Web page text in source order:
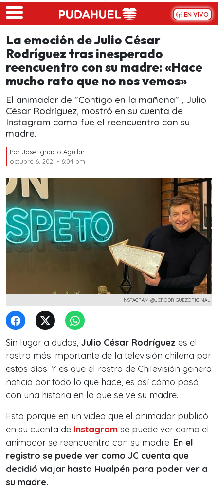
Skip to main content
EN VIVO
La emoción de Julio César
Rodríguez tras inesperado
reencuentro con su madre: «Hace
mucho rato que no nos vemos»
El animador de "Contigo en la mañana" , Julio
César Rodríguez, mostró en su cuenta de
Instagram como fue el reencuentro con su
madre.
Por José Ignacio Aguilar
octubre 6, 2021 - 6:04 pm
INSTAGRAM @JCRODRIGUEZORIGINAL
Sin lugar a dudas, Julio César Rodríguez es el
rostro más importante de la televisión chilena por
estos días. Y es que el rostro de Chilevisión genera
noticia por todo lo que hace, es así cómo pasó
con una historia en la que se ve su madre.
Esto porque en un video que el animador publicó
en su cuenta de Instagram se puede ver como el
animador se reencuentra con su madre. En el
registro se puede ver como JC cuenta que
decidió viajar hasta Hualpén para poder ver a
su madre.